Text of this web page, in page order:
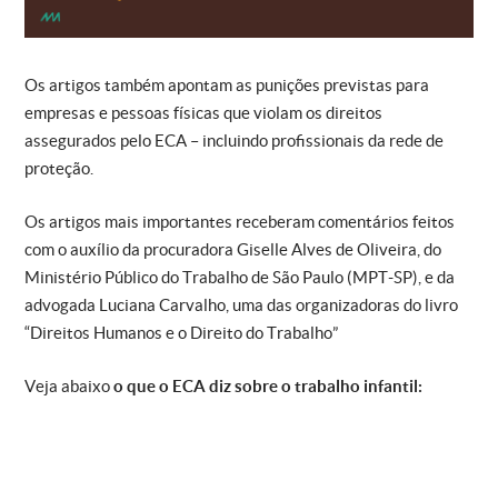
Os artigos também apontam as punições previstas para
empresas e pessoas físicas que violam os direitos
assegurados pelo ECA – incluindo profissionais da rede de
proteção.
Os artigos mais importantes receberam comentários feitos
com o auxílio da procuradora Giselle Alves de Oliveira, do
Ministério Público do Trabalho de São Paulo (MPT-SP), e da
advogada Luciana Carvalho, uma das organizadoras do livro
“Direitos Humanos e o Direito do Trabalho”
Veja abaixoo que o ECA diz sobre o trabalho infantil: